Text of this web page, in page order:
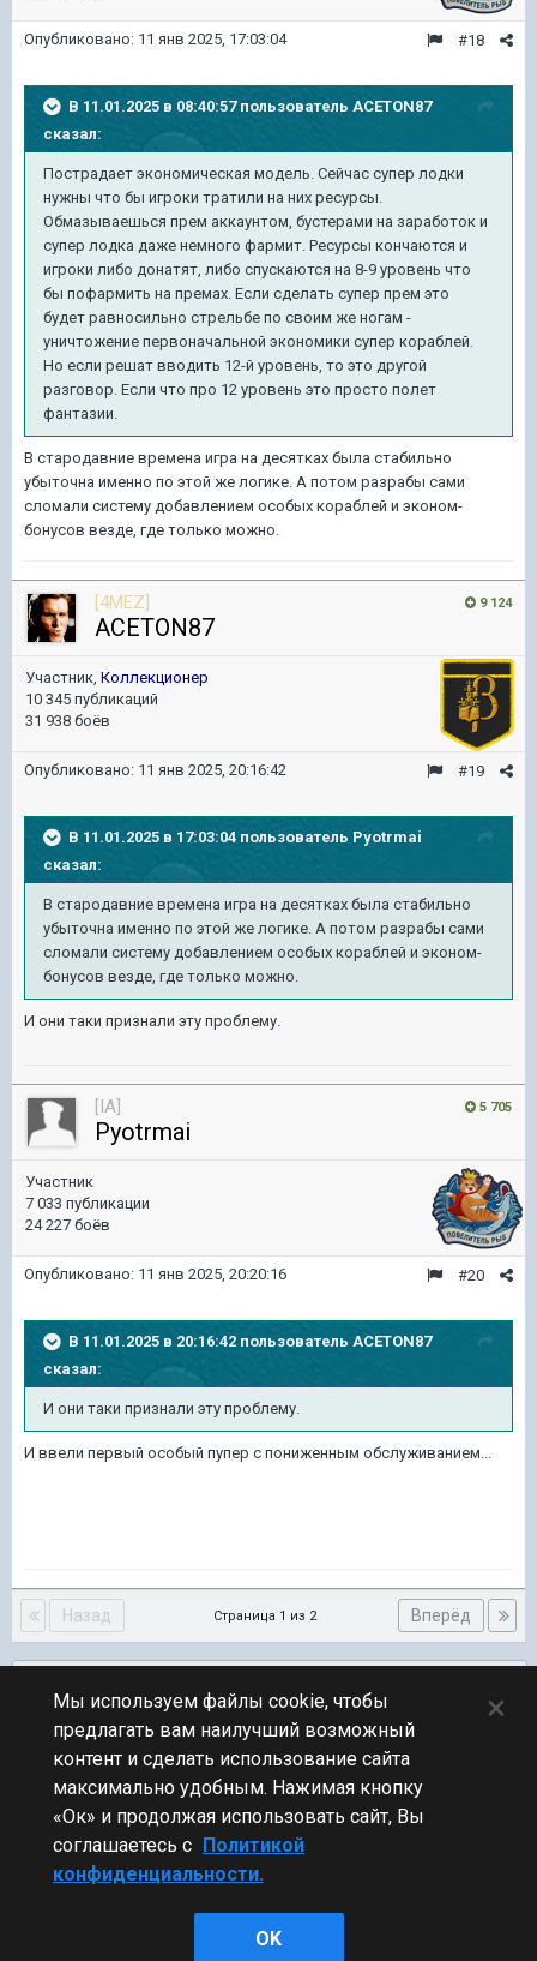
#18
Опубликовано: 11 янв 2025, 17:03:04
В 11.01.2025 в 08:40:57 пользователь ACETON87
сказал:
Пострадает экономическая модель. Сейчас супер лодки
нужны что бы игроки тратили на них ресурсы.
Обмазываешься прем аккаунтом, бустерами на заработок и
супер лодка даже немного фармит. Ресурсы кончаются и
игроки либо донатят, либо спускаются на 8-9 уровень что
бы пофармить на премах. Если сделать супер прем это
будет равносильно стрельбе по своим же ногам -
уничтожение первоначальной экономики супер кораблей.
Но если решат вводить 12-й уровень, то это другой
разговор. Если что про 12 уровень это просто полет
фантазии.
В стародавние времена игра на десятках была стабильно
убыточна именно по этой же логике. А потом разрабы сами
сломали систему добавлением особых кораблей и эконом-
бонусов везде, где только можно.
9 124
[4MEZ]
ACETON87
Участник, Коллекционер
10 345 публикаций
31 938 боёв
#19
Опубликовано: 11 янв 2025, 20:16:42
В 11.01.2025 в 17:03:04 пользователь Pyotrmai
сказал:
В стародавние времена игра на десятках была стабильно
убыточна именно по этой же логике. А потом разрабы сами
сломали систему добавлением особых кораблей и эконом-
бонусов везде, где только можно.
И они таки признали эту проблему.
5 705
[IA]
Pyotrmai
Участник
7 033 публикации
24 227 боёв
#20
Опубликовано: 11 янв 2025, 20:20:16
В 11.01.2025 в 20:16:42 пользователь ACETON87
сказал:
И они таки признали эту проблему.
И ввели первый особый пупер с пониженным обслуживанием...
Назад Вперёд
Страница 1 из 2
ПЕРЕЙТИ К СПИСКУ ТЕМ
Обсуждение Мира Кораблей
Стиль
Мы используем файлы cookie, чтобы
предлагать вам наилучший возможный
контент и сделать использование сайта
максимально удобным. Нажимая кнопку
«Ок» и продолжая использовать сайт, Вы
соглашаетесь с Политикой
конфиденциальности.
OK
×